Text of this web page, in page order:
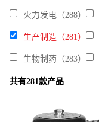
火力发电（288）
生产制造（281）
生物制药（283）
共有281款产品